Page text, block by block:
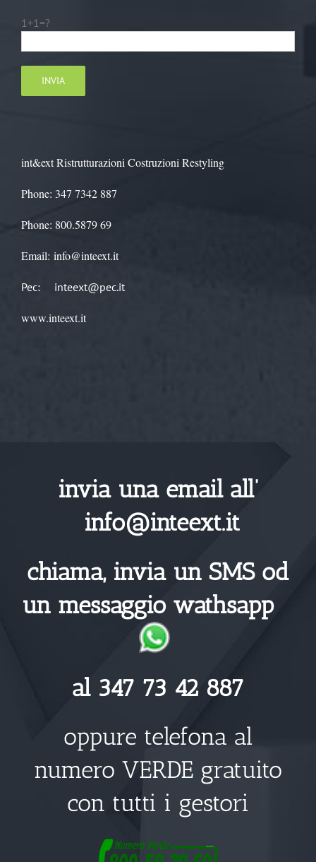
1+1=?
int&ext Ristrutturazioni Costruzioni Restyling
Phone: 347 7342 887
Phone: 800.5879 69
Email: info@inteext.it
Pec: inteext@pec.it
www.inteext.it
invia una email all’
info@inteext.it
chiama, invia un SMS od
un messaggio wathsapp
al 347 73 42 887
oppure telefona al
numero VERDE gratuito
con tutti i gestori